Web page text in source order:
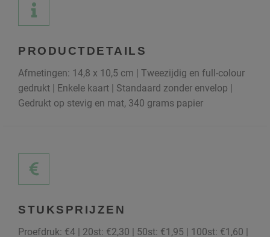
PRODUCTDETAILS
Afmetingen: 14,8 x 10,5 cm | Tweezijdig en full-colour
gedrukt | Enkele kaart | Standaard zonder envelop |
Gedrukt op stevig en mat, 340 grams papier
STUKSPRIJZEN
Proefdruk: €4 | 20st: €2,30 | 50st: €1,95 | 100st: €1,60 |